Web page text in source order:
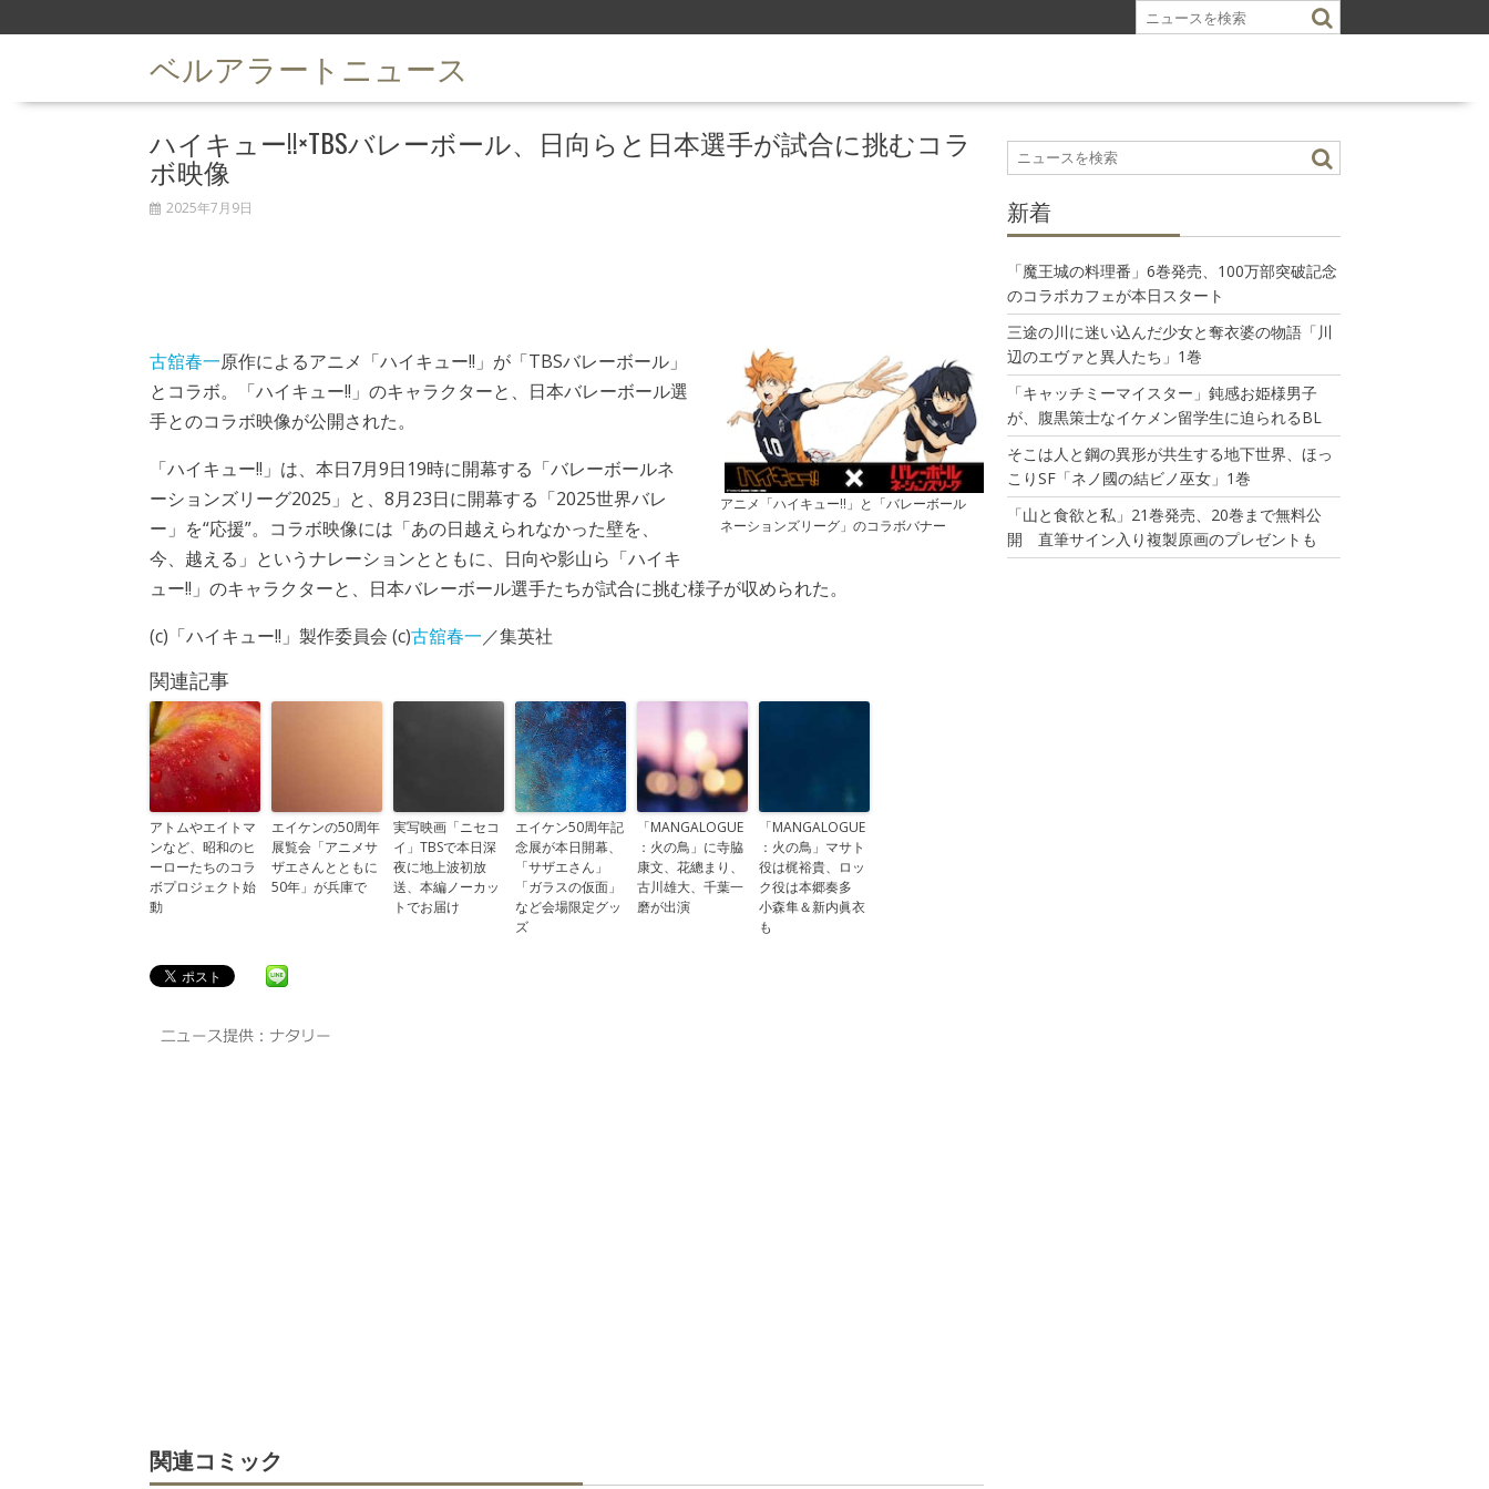
k
ベルアラートニュース
ハイキュー!!×TBSバレーボール、日向らと日本選手が試合に挑むコラ
ボ映像
2025年7月9日
アニメ「ハイキュー!!」と「バレーボール
ネーションズリーグ」のコラボバナー
古舘春一原作によるアニメ「ハイキュー!!」が「TBSバレーボール」
とコラボ。「ハイキュー!!」のキャラクターと、日本バレーボール選
手とのコラボ映像が公開された。
「ハイキュー!!」は、本日7月9日19時に開幕する「バレーボールネ
ーションズリーグ2025」と、8月23日に開幕する「2025世界バレ
ー」を“応援”。コラボ映像には「あの日越えられなかった壁を、
今、越える」というナレーションとともに、日向や影山ら「ハイキ
ュー!!」のキャラクターと、日本バレーボール選手たちが試合に挑む様子が収められた。
(c)「ハイキュー!!」製作委員会 (c)古舘春一／集英社
関連記事
アトムやエイトマ
ンなど、昭和のヒ
ーローたちのコラ
ボプロジェクト始
動
エイケンの50周年
展覧会「アニメサ
ザエさんとともに
50年」が兵庫で
実写映画「ニセコ
イ」TBSで本日深
夜に地上波初放
送、本編ノーカッ
トでお届け
エイケン50周年記
念展が本日開幕、
「サザエさん」
「ガラスの仮面」
など会場限定グッ
ズ
「MANGALOGUE
：火の鳥」に寺脇
康文、花總まり、
古川雄大、千葉一
磨が出演
「MANGALOGUE
：火の鳥」マサト
役は梶裕貴、ロッ
ク役は本郷奏多
小森隼＆新内眞衣
も
関連コミック
新着
「魔王城の料理番」6巻発売、100万部突破記念
のコラボカフェが本日スタート
三途の川に迷い込んだ少女と奪衣婆の物語「川
辺のエヴァと異人たち」1巻
「キャッチミーマイスター」鈍感お姫様男子
が、腹黒策士なイケメン留学生に迫られるBL
そこは人と鋼の異形が共生する地下世界、ほっ
こりSF「ネノ國の結ビノ巫女」1巻
「山と食欲と私」21巻発売、20巻まで無料公
開 直筆サイン入り複製原画のプレゼントも